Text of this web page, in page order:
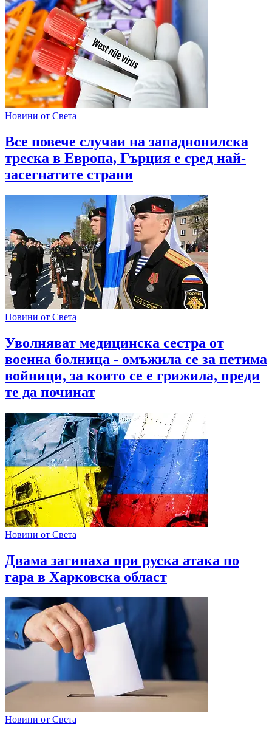
Новини от Света
Все повече случаи на западнонилска
треска в Европа, Гърция е сред най-
засегнатите страни
Новини от Света
Уволняват медицинска сестра от
военна болница - омъжила се за петима
войници, за които се е грижила, преди
те да починат
Новини от Света
Двама загинаха при руска атака по
гара в Харковска област
Новини от Света